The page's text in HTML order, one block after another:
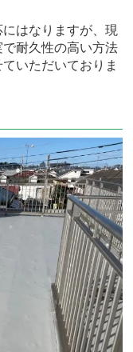
はなりますが、現
耐久性の高い方法
いただいておりま